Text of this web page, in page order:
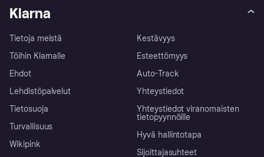
Klarna
Tietoja meistä
Töihin Klarnalle
Ehdot
Lehdistöpalvelut
Tietosuoja
Turvallisuus
Wikipink
Kestävyys
Esteettömyys
Auto-Track
Yhteystiedot
Yhteystiedot viranomaisten
tietopyynnöille
Hyvä hallintotapa
Sijoittajasuhteet